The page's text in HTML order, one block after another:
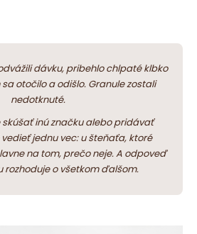
dávku, pribehlo chlpaté klbko
otočilo a odišlo. Granule zostali
nedotknuté.
skúšať inú značku alebo pridávať
jednu vec: u šteňaťa, ktoré
na tom, prečo neje. A odpoveď
rozhoduje o všetkom ďalšom.